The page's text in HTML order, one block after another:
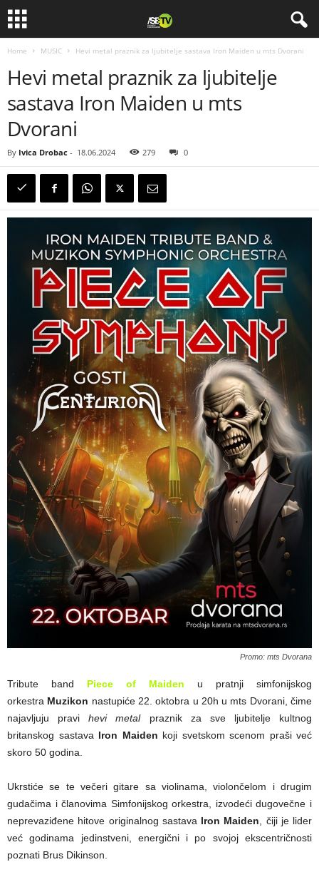
Home MUSIC Hevi metal praznik za ljubitelje sastava Iron Maiden u mts Dvorani
Hevi metal praznik za ljubitelje
sastava Iron Maiden u mts
Dvorani
By Ivica Drobac - 18.06.2024 279 0
Promo: mts Dvorana
Tribute band Piece of Maiden u pratnji simfonijskog
orkestra Muzikon nastupiće 22. oktobra u 20h u mts Dvorani, čime
najavljuju pravihevi metal praznik za sve ljubitelje kultnog
britanskog sastava Iron Maiden koji svetskom scenom praši već
skoro 50 godina.
Ukrstiće se te večeri gitare sa violinama, violončelom i drugim
gudačima i članovima Simfonijskog orkestra, izvodeći dugovečne i
neprevaziđene hitove originalnog sastava Iron Maiden , čiji je lider
već godinama jedinstveni, energični i po svojoj ekscentričnosti
poznati Brus Dikinson.